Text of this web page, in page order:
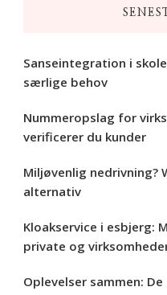
Sanseintegration i
særlige behov
Nummeropslag for
verificerer du kunder
Miljøvenlig nedrivning?
alternativ
Kloakservice i esbjerg:
private og
Oplevelser sammen: